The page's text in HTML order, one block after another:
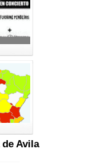
Avila